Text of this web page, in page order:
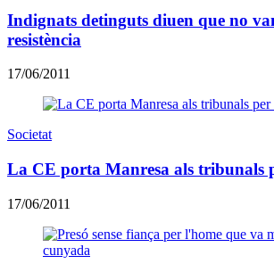
Indignats detinguts diuen que no
resistència
17/06/2011
Societat
La CE porta Manresa als tribunals
17/06/2011